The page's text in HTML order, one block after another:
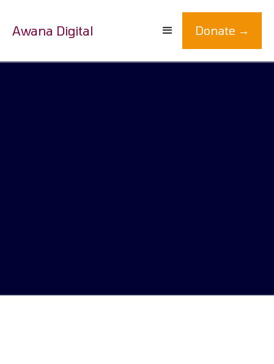
Awana Digital Donate →